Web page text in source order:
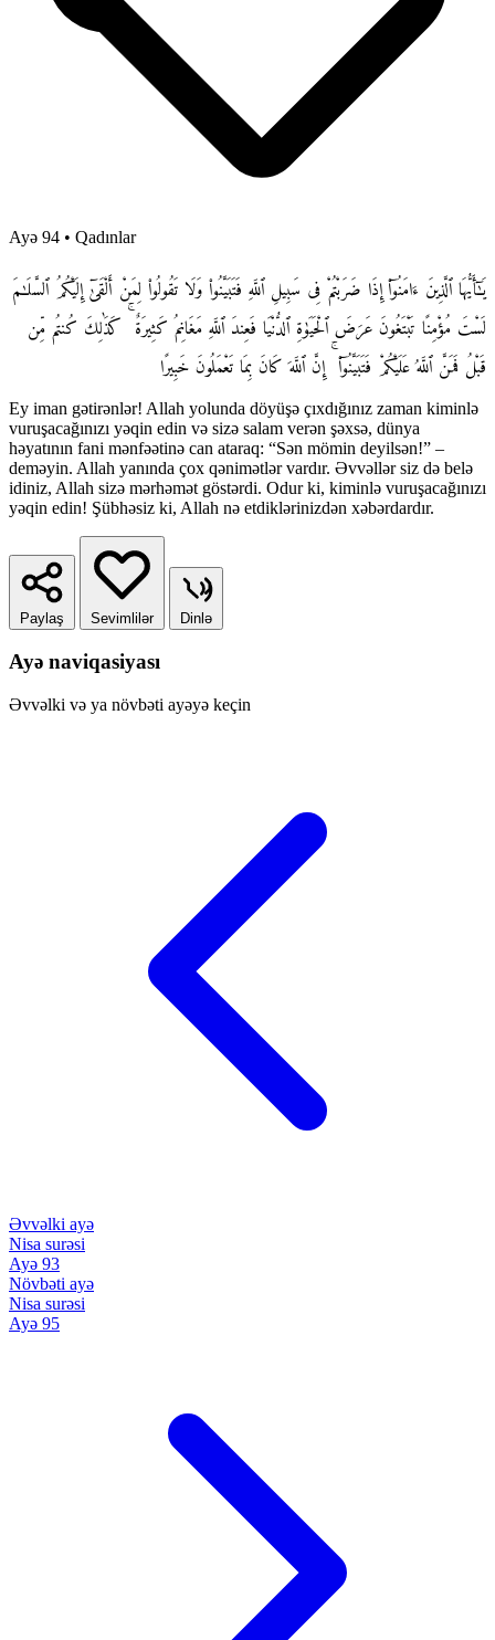
Ayə 94 • Qadınlar
يَـٰٓأَيُّهَا ٱلَّذِينَ ءَامَنُوٓا۟ إِذَا ضَرَبْتُمْ فِى سَبِيلِ ٱللَّهِ فَتَبَيَّنُوا۟ وَلَا تَقُولُوا۟ لِمَنْ أَلْقَىٰٓ إِلَيْكُمُ ٱلسَّلَـٰمَ
لَسْتَ مُؤْمِنًا تَبْتَغُونَ عَرَضَ ٱلْحَيَوٰةِ ٱلدُّنْيَا فَعِندَ ٱللَّهِ مَغَانِمُ كَثِيرَةٌ ۚ كَذَٰلِكَ كُنتُم مِّن
قَبْلُ فَمَنَّ ٱللَّهُ عَلَيْكُمْ فَتَبَيَّنُوٓا۟ ۚ إِنَّ ٱللَّهَ كَانَ بِمَا تَعْمَلُونَ خَبِيرًا
Ey iman gətirənlər! Allah yolunda döyüşə çıxdığınız zaman kiminlə
vuruşacağınızı yəqin edin və sizə salam verən şəxsə, dünya
həyatının fani mənfəətinə can ataraq: “Sən mömin deyilsən!” –
deməyin. Allah yanında çox qənimətlər vardır. Əvvəllər siz də belə
idiniz, Allah sizə mərhəmət göstərdi. Odur ki, kiminlə vuruşacağınızı
yəqin edin! Şübhəsiz ki, Allah nə etdiklərinizdən xəbərdardır.
Paylaş Sevimlilər Dinlə
Ayə naviqasiyası
Əvvəlki və ya növbəti ayəyə keçin
Əvvəlki ayə
Nisa surəsi
Ayə 93
Növbəti ayə
Nisa surəsi
Ayə 95